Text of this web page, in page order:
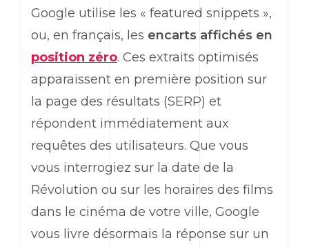
Google utilise les « featured snippets »,
ou, en français, les encarts affichés en
position zéro. Ces extraits optimisés
apparaissent en première position sur
la page des résultats (SERP) et
répondent immédiatement aux
requêtes des utilisateurs. Que vous
vous interrogiez sur la date de la
Révolution ou sur les horaires des films
dans le cinéma de votre ville, Google
vous livre désormais la réponse sur un